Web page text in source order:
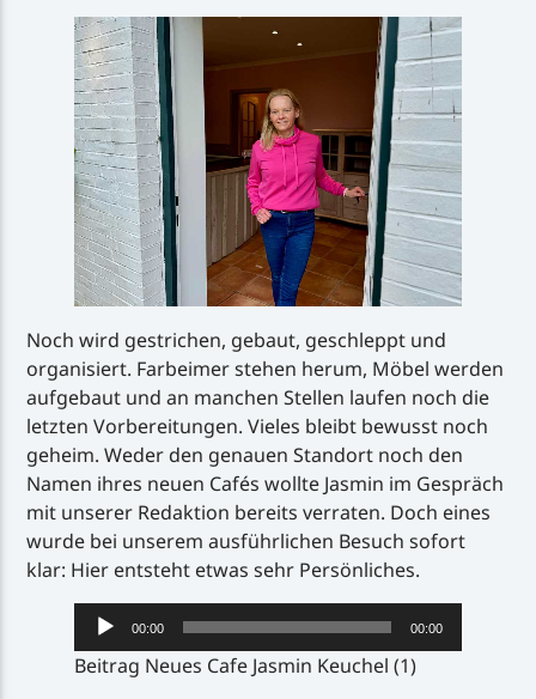
Noch wird gestrichen, gebaut, geschleppt und
organisiert. Farbeimer stehen herum, Möbel werden
aufgebaut und an manchen Stellen laufen noch die
letzten Vorbereitungen. Vieles bleibt bewusst noch
geheim. Weder den genauen Standort noch den
Namen ihres neuen Cafés wollte Jasmin im Gespräch
mit unserer Redaktion bereits verraten. Doch eines
wurde bei unserem ausführlichen Besuch sofort
klar: Hier entsteht etwas sehr Persönliches.
Audio-
Player
00:00 00:00
Beitrag Neues Cafe Jasmin Keuchel (1)